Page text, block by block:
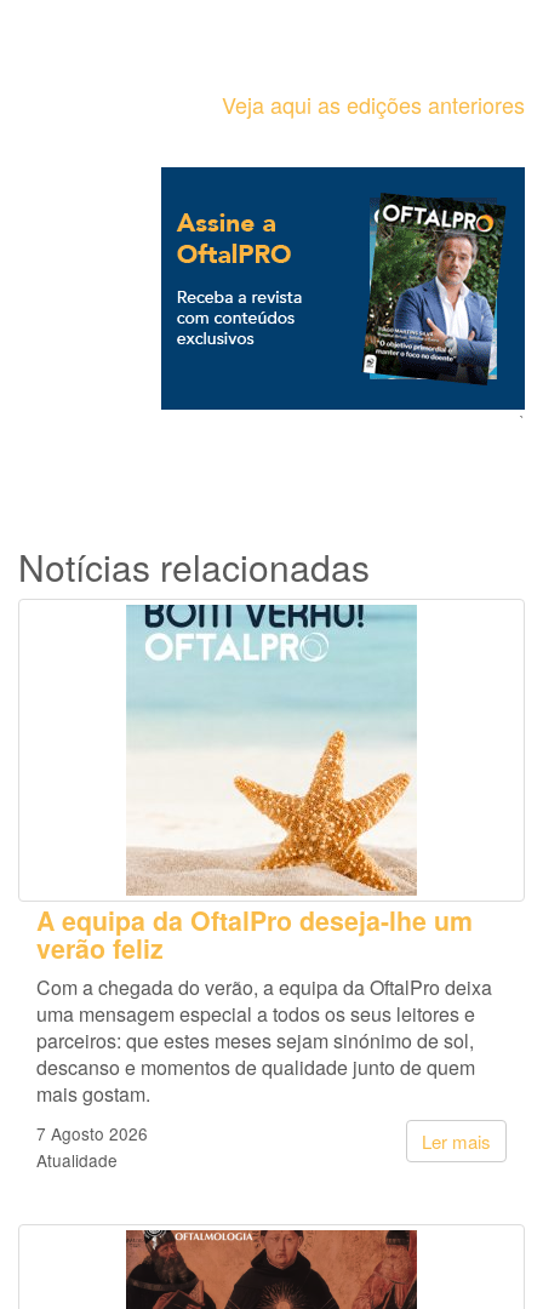
Veja aqui as edições anteriores
`
Notícias relacionadas
A equipa da OftalPro deseja-lhe um
verão feliz
Com a chegada do verão, a equipa da OftalPro deixa
uma mensagem especial a todos os seus leitores e
parceiros: que estes meses sejam sinónimo de sol,
descanso e momentos de qualidade junto de quem
mais gostam.
Ler mais
7 Agosto 2026
Atualidade